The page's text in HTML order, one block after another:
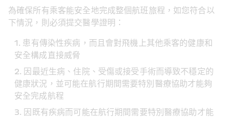
為確保所有乘客能安全地完成整個航班旅程，如您符合以
下情況，則必須提交醫學證明：
患有傳染性疾病，而且會對飛機上其他乘客的健康和
安全構成直接威脅
因最近生病、住院、受傷或接受手術而導致不穩定的
健康狀況，並可能在航行期間需要特別醫療協助才能夠
安全完成航程
因既有疾病而可能在航行期間需要特別醫療協助才能